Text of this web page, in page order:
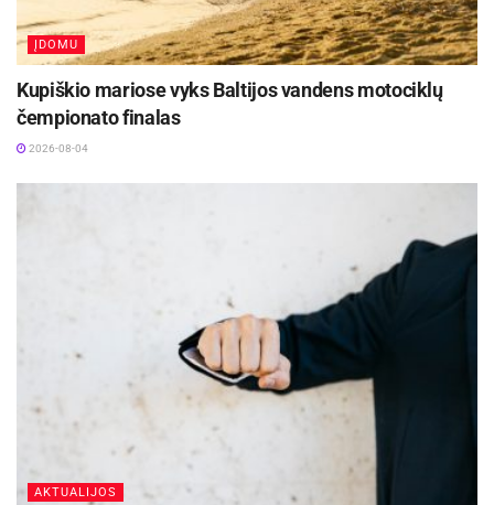
ĮDOMU
Kupiškio mariose vyks Baltijos vandens motociklų
čempionato finalas
2026-08-04
AKTUALIJOS